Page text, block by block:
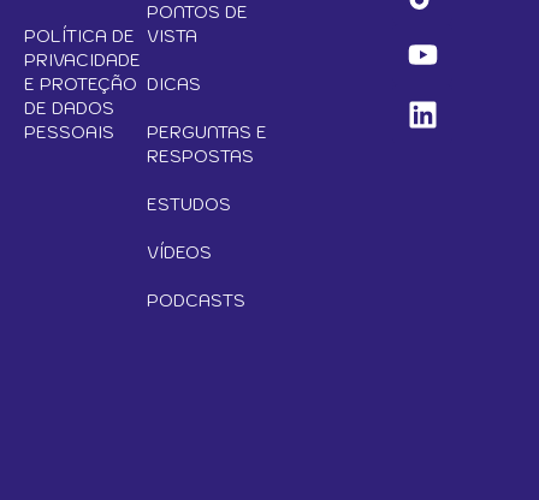
POLÍTICA DE
PRIVACIDADE
E PROTEÇÃO
DE DADOS
PESSOAIS
PONTOS DE
VISTA
DICAS
PERGUNTAS E
RESPOSTAS
ESTUDOS
VÍDEOS
PODCASTS